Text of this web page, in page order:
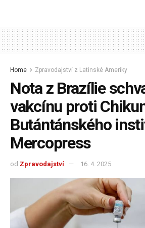
Home Zpravodajství z Latinské Ameriky
Nota z Brazílie
vakcínu proti
Butántánského
Mercopress
od Zpravodajství 16. 4. 2025